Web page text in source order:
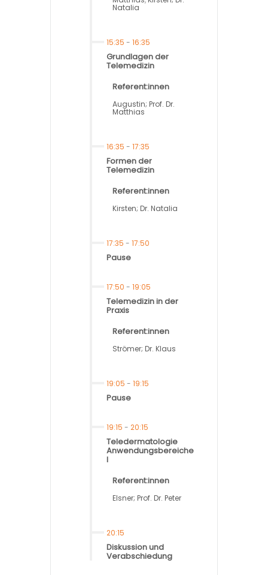
Natalia
15:35 - 16:35
Grundlagen der
Telemedizin
Referent:innen
Augustin; Prof. Dr.
Matthias
16:35 - 17:35
Formen der
Telemedizin
Referent:innen
Kirsten; Dr. Natalia
17:35 - 17:50
Pause
17:50 - 19:05
Telemedizin in der
Praxis
Referent:innen
Strömer; Dr. Klaus
19:05 - 19:15
Pause
19:15 - 20:15
Teledermatologie
Anwendungsbereiche
I
Referent:innen
Elsner; Prof. Dr. Peter
20:15
Diskussion und
Verabschiedung